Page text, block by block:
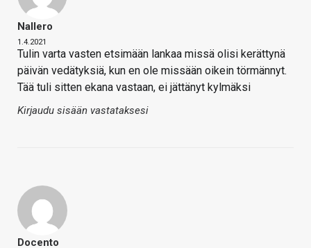
Nallero
1.4.2021
Tulin varta vasten etsimään lankaa missä olisi kerättynä
päivän vedätyksiä, kun en ole missään oikein törmännyt.
Tää tuli sitten ekana vastaan, ei jättänyt kylmäksi
Kirjaudu sisään vastataksesi
Docento